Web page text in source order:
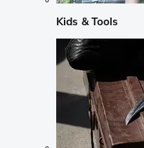
Kids & Tools